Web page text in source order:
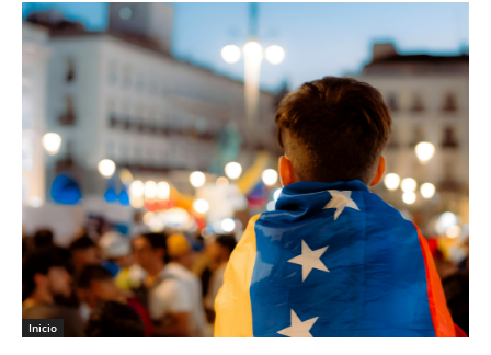
Inicio